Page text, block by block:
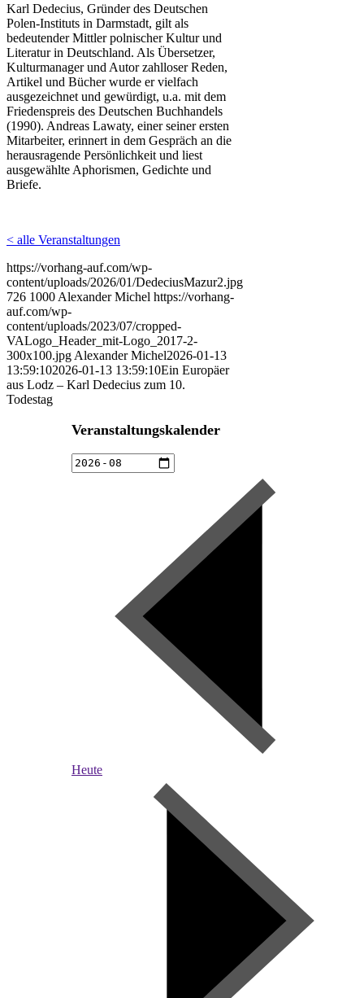
Karl Dedecius, Gründer des Deutschen
Polen-Instituts in Darmstadt, gilt als
bedeutender Mittler polnischer Kultur und
Literatur in Deutschland. Als Übersetzer,
Kulturmanager und Autor zahlloser Reden,
Artikel und Bücher wurde er vielfach
ausgezeichnet und gewürdigt, u.a. mit dem
Friedenspreis des Deutschen Buchhandels
(1990). Andreas Lawaty, einer seiner ersten
Mitarbeiter, erinnert in dem Gespräch an die
herausragende Persönlichkeit und liest
ausgewählte Aphorismen, Gedichte und
Briefe.
< alle Veranstaltungen
https://vorhang-auf.com/wp-
content/uploads/2026/01/DedeciusMazur2.jpg
726 1000 Alexander Michel https://vorhang-
auf.com/wp-
content/uploads/2023/07/cropped-
VALogo_Header_mit-Logo_2017-2-
300x100.jpg Alexander Michel2026-01-13
13:59:102026-01-13 13:59:10Ein Europäer
aus Lodz – Karl Dedecius zum 10.
Todestag
Veranstaltungskalender
Heute